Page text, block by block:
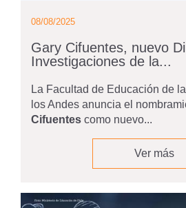
08/08/2025
Gary Cifuentes, nuevo
Investigaciones de la...
La Facultad de Educación de
los Andes anuncia el
Cifuentes como nuevo...
Ver más